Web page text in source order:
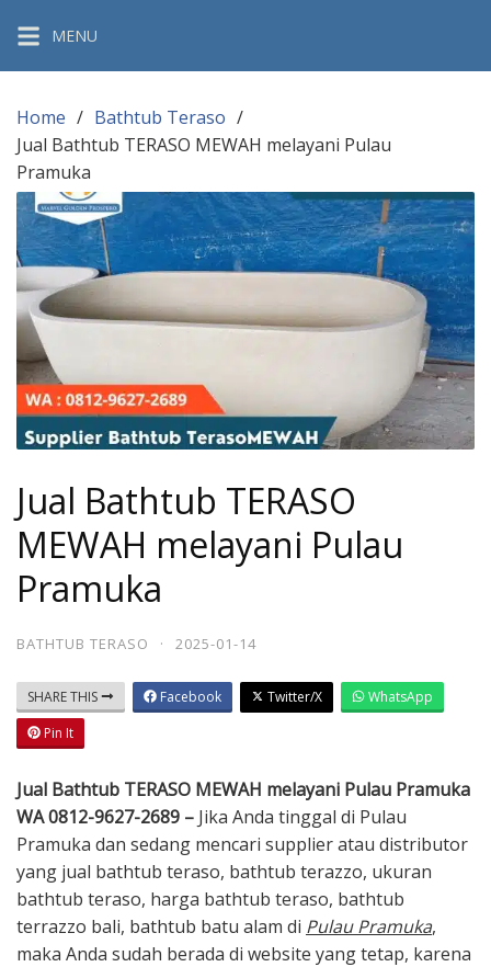
content
MENU
Home
Bathtub Teraso
Jual Bathtub TERASO MEWAH melayani Pulau
Pramuka
Jual Bathtub TERASO
MEWAH melayani Pulau
Pramuka
BATHTUB TERASO · 2025-01-14
SHARE THIS Facebook Twitter/X
WhatsApp
Pin It
Jual Bathtub TERASO MEWAH melayani Pulau Pramuka
WA 0812-9627-2689 – Jika Anda tinggal di Pulau
Pramuka dan sedang mencari supplier atau distributor
yang jual bathtub teraso, bathtub terazzo, ukuran
bathtub teraso, harga bathtub teraso, bathtub
terrazzo bali, bathtub batu alam di Pulau Pramuka,
maka Anda sudah berada di website yang tetap, karena